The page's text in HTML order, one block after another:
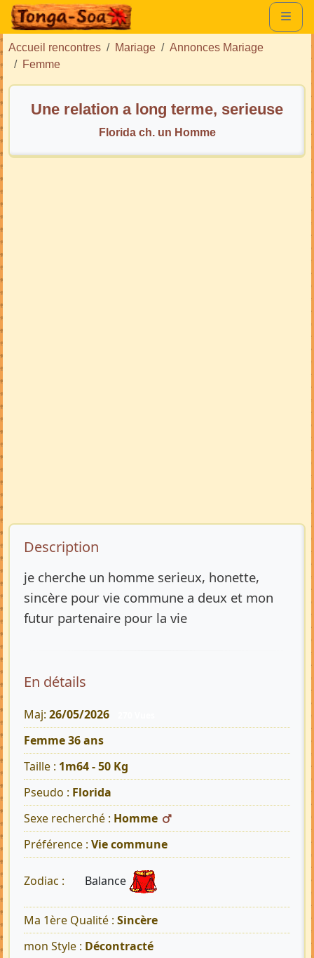
Accueil rencontres Mariage
Annonces Mariage
Femme
Une relation a long terme, serieuse
Florida ch. un Homme
Description de l’annonce
Description
je cherche un homme serieux, honette,
sincère pour vie commune a deux et mon
futur partenaire pour la vie
En détails
Maj: 26/05/2026
Femme 36 ans
Taille : 1m64 - 50 Kg
Pseudo : Florida
Sexe recherché : Homme
Préférence : Vie commune
Zodiac : Balance
Ma 1ère Qualité : Sincère
mon Style : Décontracté